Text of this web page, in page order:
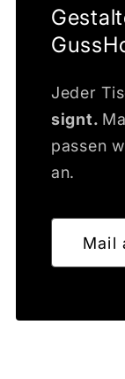
Jeder
signt.
passen
an.
Mail